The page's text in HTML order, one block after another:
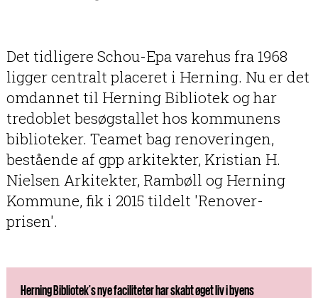
Det tidligere Schou-Epa varehus fra 1968
ligger centralt placeret i Herning. Nu er det
omdannet til Herning Bibliotek og har
tredoblet besøgstallet hos kommunens
biblioteker. Teamet bag renoveringen,
bestående af gpp arkitekter, Kristian H.
Nielsen Arkitekter, Rambøll og Herning
Kommune, fik i 2015 tildelt 'Renover-
prisen'.
Herning Bibliotek's nye faciliteter har skabt øget liv i byens